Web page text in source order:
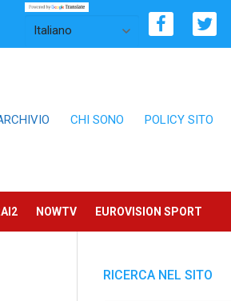
CHI SONO POLICY SITO
NOWTV EUROVISION SPORT
RICERCA NEL SITO